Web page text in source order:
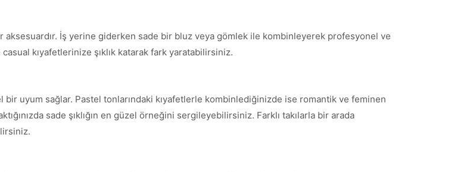
aksesuardır. İş yerine giderken sade bir bluz veya gömlek ile kombinleyerek profesyonel ve
kıyafetlerinize şıklık katarak fark yaratabilirsiniz.
uyum sağlar. Pastel tonlarındaki kıyafetlerle kombinlediğinizde ise romantik ve feminen
sade şıklığın en güzel örneğini sergileyebilirsiniz. Farklı takılarla bir arada